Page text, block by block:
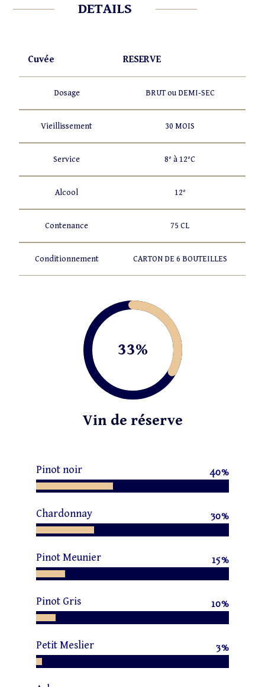
DETAILS
Cuvée RESERVE
Dosage BRUT ou DEMI-SEC
Vieillissement 30 MOIS
Service 8° à 12°C
Alcool 12°
Contenance 75 CL
Conditionnement CARTON DE 6 BOUTEILLES
33%
Vin de réserve
Pinot noir 40%
Chardonnay 30%
Pinot Meunier 15%
Pinot Gris 10%
Petit Meslier 3%